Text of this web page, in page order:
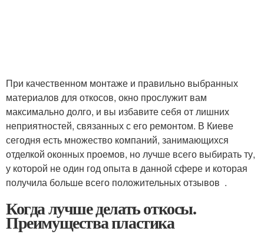
При качественном монтаже и правильно выбранных
материалов для откосов, окно прослужит вам
максимально долго, и вы избавите себя от лишних
неприятностей, связанных с его ремонтом. В Киеве
сегодня есть множество компаний, занимающихся
отделкой оконных проемов, но лучше всего выбирать ту,
у которой не один год опыта в данной сфере и которая
получила больше всего положительных отзывов .
Когда лучше делать откосы.
Преимущества пластика